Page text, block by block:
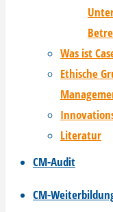
Was ist
Ethische
Literatur
CM-Audit
CM-